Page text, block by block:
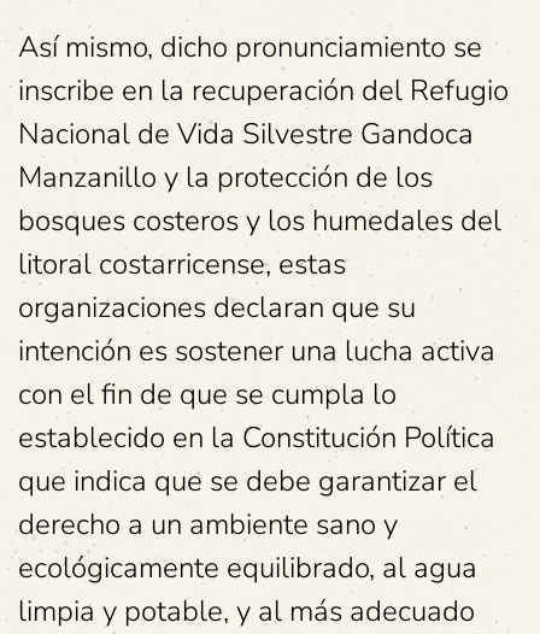
Así mismo, dicho pronunciamiento se
inscribe en la recuperación del Refugio
Nacional de Vida Silvestre Gandoca
Manzanillo y la protección de los
bosques costeros y los humedales del
litoral costarricense, estas
organizaciones declaran que su
intención es sostener una lucha activa
con el fin de que se cumpla lo
establecido en la Constitución Política
que indica que se debe garantizar el
derecho a un ambiente sano y
ecológicamente equilibrado, al agua
limpia y potable, y al más adecuado